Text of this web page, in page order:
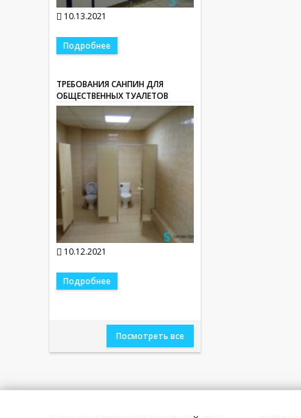
10.13.2021
Подробнее
ТРЕБОВАНИЯ САНПИН ДЛЯ
ОБЩЕСТВЕННЫХ ТУАЛЕТОВ
10.12.2021
Подробнее
Посмотреть все